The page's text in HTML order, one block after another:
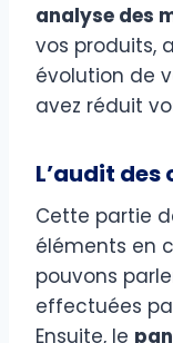
analyse des
vos produits,
évolution de
avez réduit
L’audit
Cette partie
éléments en
pouvons
effectuées
Ensuite, le